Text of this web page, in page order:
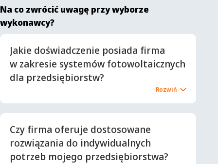
Na co zwrócić uwagę przy wyborze
wykonawcy?
Jakie doświadczenie posiada firma
w zakresie systemów fotowoltaicznych
dla przedsiębiorstw?
Czy firma oferuje dostosowane
rozwiązania do indywidualnych
potrzeb mojego przedsiębiorstwa?